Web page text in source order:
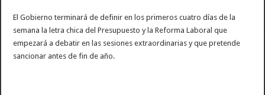
El Gobierno terminará de definir en los primeros cuatro días de la
semana la letra chica del Presupuesto y la Reforma Laboral que
empezará a debatir en las sesiones extraordinarias y que pretende
sancionar antes de fin de año.